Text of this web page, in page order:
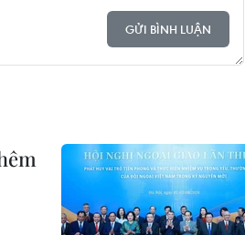
GỬI BÌNH LUẬN